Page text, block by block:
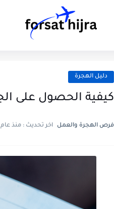
دليل الهجرة
كيفية الحصول على
فرص الهجرة والعمل اخر تحديث : منذ عام